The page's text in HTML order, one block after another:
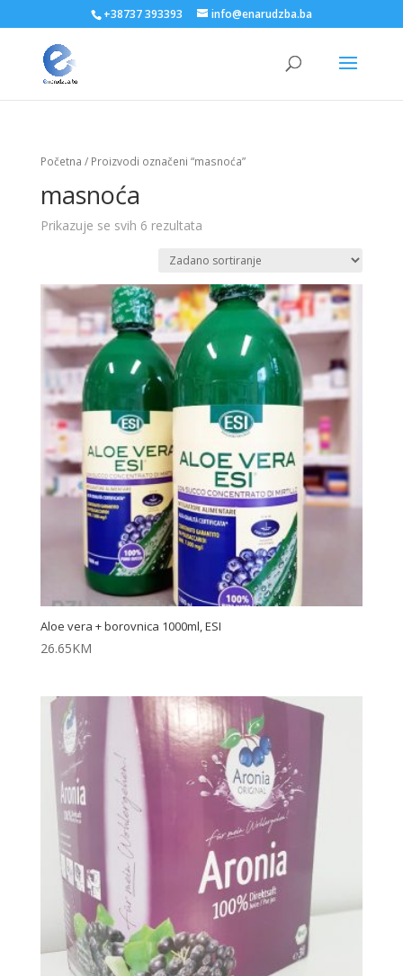
+38737 393393 info@enarudzba.ba
Početna / Proizvodi označeni “masnoća”
masnoća
Prikazuje se svih 6 rezultata
Aloe vera + borovnica 1000ml, ESI
26.65KM